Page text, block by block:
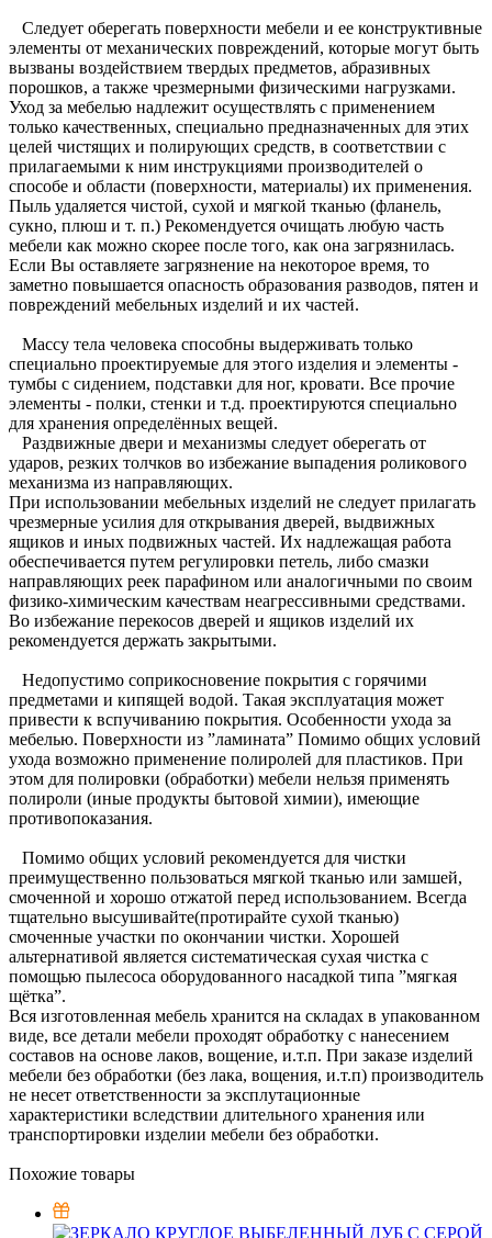
Следует оберегать поверхности мебели и ее конструктивные
элементы от механических повреждений, которые могут быть
вызваны воздействием твердых предметов, абразивных
порошков, а также чрезмерными физическими нагрузками.
Уход за мебелью надлежит осуществлять с применением
только качественных, специально предназначенных для этих
целей чистящих и полирующих средств, в соответствии с
прилагаемыми к ним инструкциями производителей о
способе и области (поверхности, материалы) их применения.
Пыль удаляется чистой, сухой и мягкой тканью (фланель,
сукно, плюш и т. п.) Рекомендуется очищать любую часть
мебели как можно скорее после того, как она загрязнилась.
Если Вы оставляете загрязнение на некоторое время, то
заметно повышается опасность образования разводов, пятен и
повреждений мебельных изделий и их частей.
Массу тела человека способны выдерживать только
специально проектируемые для этого изделия и элементы -
тумбы с сидением, подставки для ног, кровати. Все прочие
элементы - полки, стенки и т.д. проектируются специально
для хранения определённых вещей.
Раздвижные двери и механизмы следует оберегать от
ударов, резких толчков во избежание выпадения роликового
механизма из направляющих.
При использовании мебельных изделий не следует прилагать
чрезмерные усилия для открывания дверей, выдвижных
ящиков и иных подвижных частей. Их надлежащая работа
обеспечивается путем регулировки петель, либо смазки
направляющих реек парафином или аналогичными по своим
физико-химическим качествам неагрессивными средствами.
Во избежание перекосов дверей и ящиков изделий их
рекомендуется держать закрытыми.
Недопустимо соприкосновение покрытия с горячими
предметами и кипящей водой. Такая эксплуатация может
привести к вспучиванию покрытия. Особенности ухода за
мебелью. Поверхности из ”ламината” Помимо общих условий
ухода возможно применение полиролей для пластиков. При
этом для полировки (обработки) мебели нельзя применять
полироли (иные продукты бытовой химии), имеющие
противопоказания.
Помимо общих условий рекомендуется для чистки
преимущественно пользоваться мягкой тканью или замшей,
смоченной и хорошо отжатой перед использованием. Всегда
тщательно высушивайте(протирайте сухой тканью)
смоченные участки по окончании чистки. Хорошей
альтернативой является систематическая сухая чистка с
помощью пылесоса оборудованного насадкой типа ”мягкая
щётка”.
Вся изготовленная мебель хранится на складах в упакованном
виде, все детали мебели проходят обработку с нанесением
составов на основе лаков, вощение, и.т.п. При заказе изделий
мебели без обработки (без лака, вощения, и.т.п) производитель
не несет ответственности за эксплутационные
характеристики вследствии длительного хранения или
транспортировки изделии мебели без обработки.
Похожие товары